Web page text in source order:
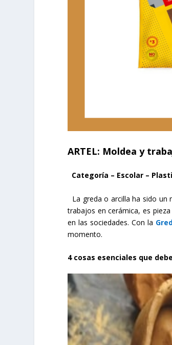
ARTEL: Moldea y
Categoría – Escolar –
La greda o arcilla ha sido un
trabajos en cerámica, es
en las sociedades. Con la
momento.
4 cosas esenciales que